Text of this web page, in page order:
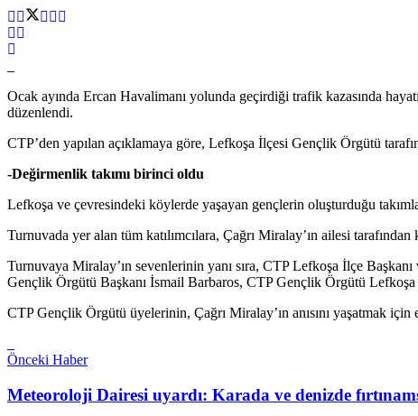
Ocak ayında Ercan Havalimanı yolunda geçirdiği trafik kazasında
düzenlendi.
CTP’den yapılan açıklamaya göre, Lefkoşa İlçesi Gençlik Örgütü
-Değirmenlik takımı birinci oldu
Lefkoşa ve çevresindeki köylerde yaşayan gençlerin oluşturduğu
Turnuvada yer alan tüm katılımcılara, Çağrı Miralay’ın ailesi
Turnuvaya Miralay’ın sevenlerinin yanı sıra, CTP Lefkoşa İlçe
Gençlik Örgütü Başkanı İsmail Barbaros, CTP Gençlik Örgütü
CTP Gençlik Örgütü üyelerinin, Çağrı Miralay’ın anısını yaşatmak
Önceki Haber
Meteoroloji Dairesi uyardı: Karada ve denizde